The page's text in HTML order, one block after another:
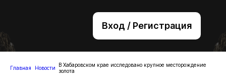
Вход / Регистрация
+7 (495) 221-76-32
bsv@zolteh.ru
Главная Новости
В Хабаровском крае исследовано крупное месторождение
золота